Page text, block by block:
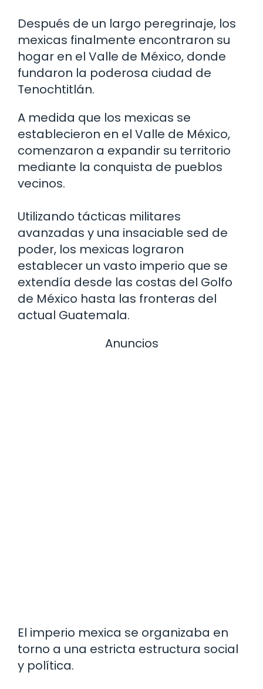
Después de un largo peregrinaje, los
mexicas finalmente encontraron su
hogar en el Valle de México, donde
fundaron la poderosa ciudad de
Tenochtitlán.
A medida que los mexicas se
establecieron en el Valle de México,
comenzaron a expandir su territorio
mediante la conquista de pueblos
vecinos.
Utilizando tácticas militares
avanzadas y una insaciable sed de
poder, los mexicas lograron
establecer un vasto imperio que se
extendía desde las costas del Golfo
de México hasta las fronteras del
actual Guatemala.
Anuncios
El imperio mexica se organizaba en
torno a una estricta estructura social
y política.